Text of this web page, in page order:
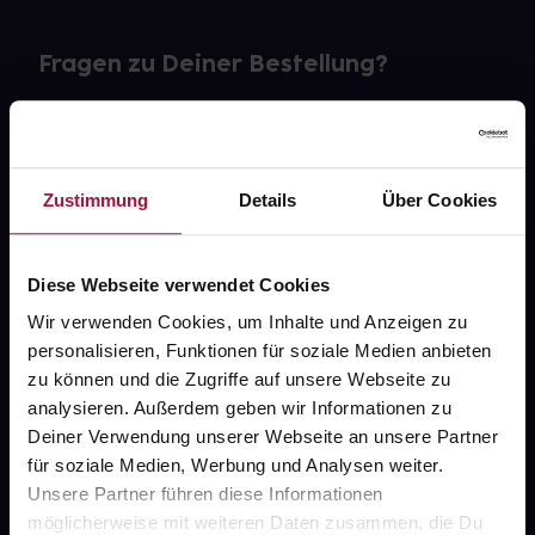
Zustimmung Details Über Cookies
Diese Webseite verwendet Cookies
Wir verwenden Cookies, um Inhalte und Anzeigen zu
personalisieren, Funktionen für soziale Medien anbieten
zu können und die Zugriffe auf unsere Webseite zu
analysieren. Außerdem geben wir Informationen zu
Deiner Verwendung unserer Webseite an unsere Partner
für soziale Medien, Werbung und Analysen weiter.
Unsere Partner führen diese Informationen
möglicherweise mit weiteren Daten zusammen, die Du
Fragen zu Deiner Bestellung?
gesund.de
Über uns
Karriere
Newsletter